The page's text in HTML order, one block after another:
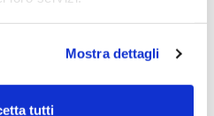
Mostra dettagli
tutti
giugno